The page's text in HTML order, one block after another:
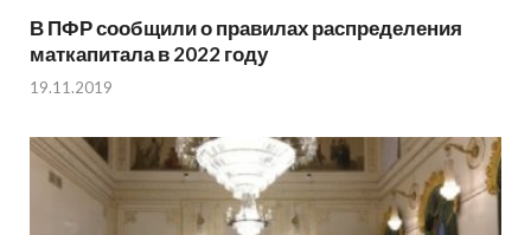
В ПФР сообщили о правилах распределения
маткапитала в 2022 году
19.11.2019